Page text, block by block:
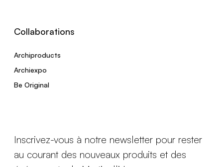
Collaborations
Archiproducts
Archiexpo
Be Original
Inscrivez-vous à notre newsletter pour rester
au courant des nouveaux produits et des